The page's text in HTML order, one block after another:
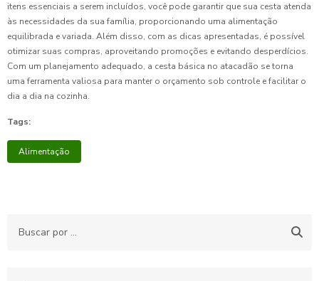
itens essenciais a serem incluídos, você pode garantir que sua cesta atenda
às necessidades da sua família, proporcionando uma alimentação
equilibrada e variada. Além disso, com as dicas apresentadas, é possível
otimizar suas compras, aproveitando promoções e evitando desperdícios.
Com um planejamento adequado, a cesta básica no atacadão se torna
uma ferramenta valiosa para manter o orçamento sob controle e facilitar o
dia a dia na cozinha.
Tags:
Alimentação